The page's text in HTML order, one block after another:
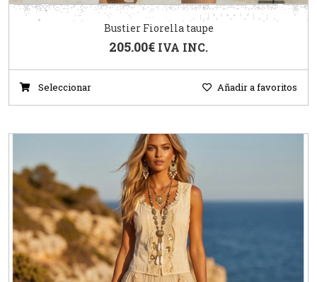
Bustier Fiorella taupe
205.00€ IVA INC.
Seleccionar Añadir a favoritos